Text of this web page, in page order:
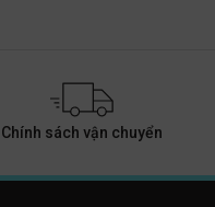
Chính sách vận chuyển